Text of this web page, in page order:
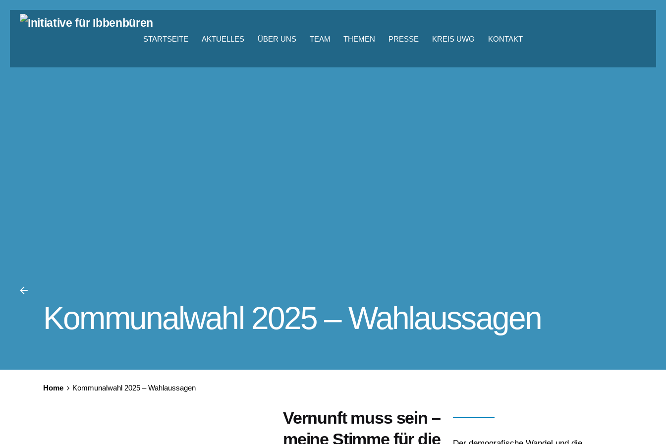
STARTSEITE AKTUELLES ÜBER UNS TEAM THEMEN PRESSE KREIS UWG KONTAKT
Kommunalwahl 2025 – Wahlaussagen
Home Kommunalwahl 2025 – Wahlaussagen
Vernunft muss sein –
meine Stimme für die